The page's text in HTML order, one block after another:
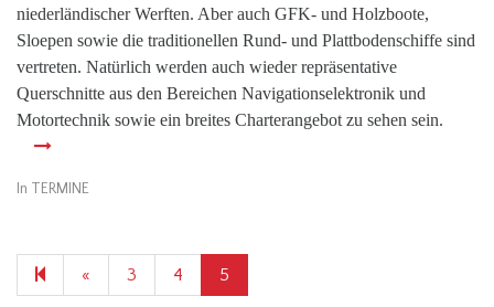
niederländischer Werften. Aber auch GFK- und Holzboote,
Sloepen sowie die traditionellen Rund- und Plattbodenschiffe sind
vertreten. Natürlich werden auch wieder repräsentative
Querschnitte aus den Bereichen Navigationselektronik und
Motortechnik sowie ein breites Charterangebot zu sehen sein.
In TERMINE
« Previous
page
3 4 5